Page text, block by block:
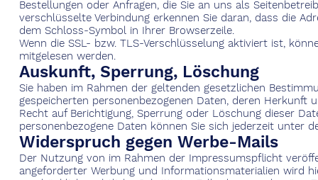
Bestellungen oder Anfragen, die Sie an uns als
verschlüsselte Verbindung erkennen Sie daran, dass die
dem Schloss-Symbol in Ihrer Browserzeile.
Wenn die SSL- bzw. TLS-Verschlüsselung aktiviert ist,
mitgelesen werden.
Auskunft, Sperrung, Löschung
Sie haben im Rahmen der geltenden gesetzlichen
gespeicherten personenbezogenen Daten, deren Herkunft
Recht auf Berichtigung, Sperrung oder Löschung dieser
personenbezogene Daten können Sie sich jederzeit unter
Widerspruch gegen Werbe-Mails
Der Nutzung von im Rahmen der Impressumspflicht
angeforderter Werbung und Informationsmaterialien wird